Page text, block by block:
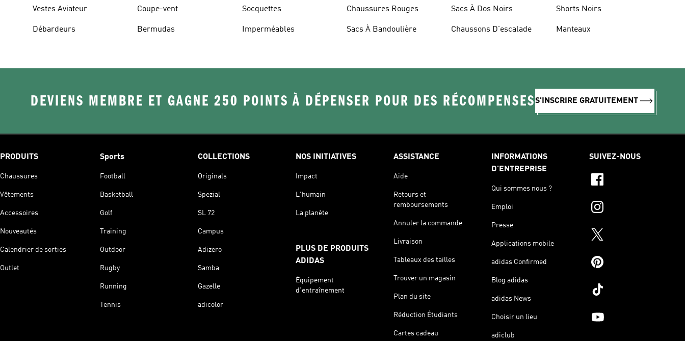
Vestes Aviateur
Débardeurs
Coupe-vent
Bermudas
Socquettes
Imperméables
Chaussures Rouges
Sacs À Bandoulière
Sacs À Dos Noirs
Chaussons D'escalade
Shorts Noirs
Manteaux
DEVIENS MEMBRE ET GAGNE 250 POINTS À DÉPENSER POUR DES RÉCOMPENSESS'INSCRIRE GRATUITEMENT
PRODUITS
Chaussures
Vêtements
Accessoires
Nouveautés
Calendrier de sorties
Outlet
Sports
Football
Basketball
Golf
Training
Outdoor
Rugby
Running
Tennis
COLLECTIONS
Originals
Spezial
SL 72
Campus
Adizero
Samba
Gazelle
adicolor
NOS INITIATIVES
Impact
L'humain
La planète
PLUS DE PRODUITS
ADIDAS
Équipement
d'entraînement
ASSISTANCE
Aide
Retours et
remboursements
Annuler la commande
Livraison
Tableaux des tailles
Trouver un magasin
Plan du site
Réduction Étudiants
Cartes cadeau
INFORMATIONS
D'ENTREPRISE
Qui sommes nous ?
Emploi
Presse
Applications mobile
adidas Confirmed
Blog adidas
adidas News
Choisir un lieu
adiclub
SUIVEZ-NOUS